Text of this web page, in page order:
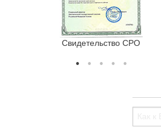
Свидетельство СРО